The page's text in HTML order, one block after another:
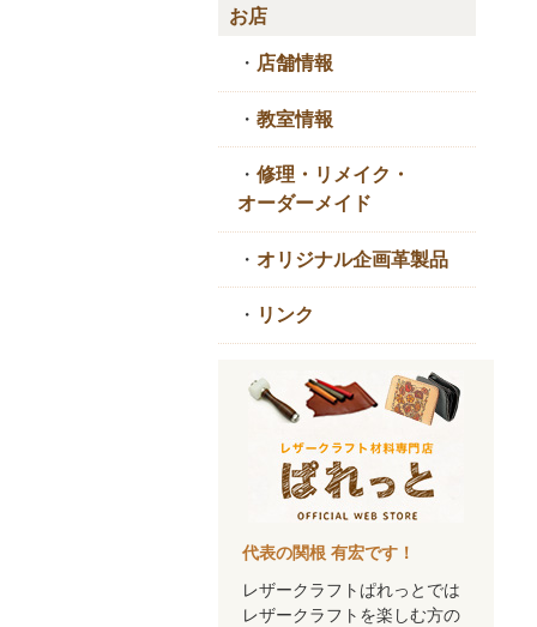
お店
・ 店舗情報
・ 教室情報
・ 修理・リメイク・
オーダーメイド
・ オリジナル企画革製品
・ リンク
代表の関根 有宏です！
レザークラフトぱれっとでは
レザークラフトを楽しむ方の